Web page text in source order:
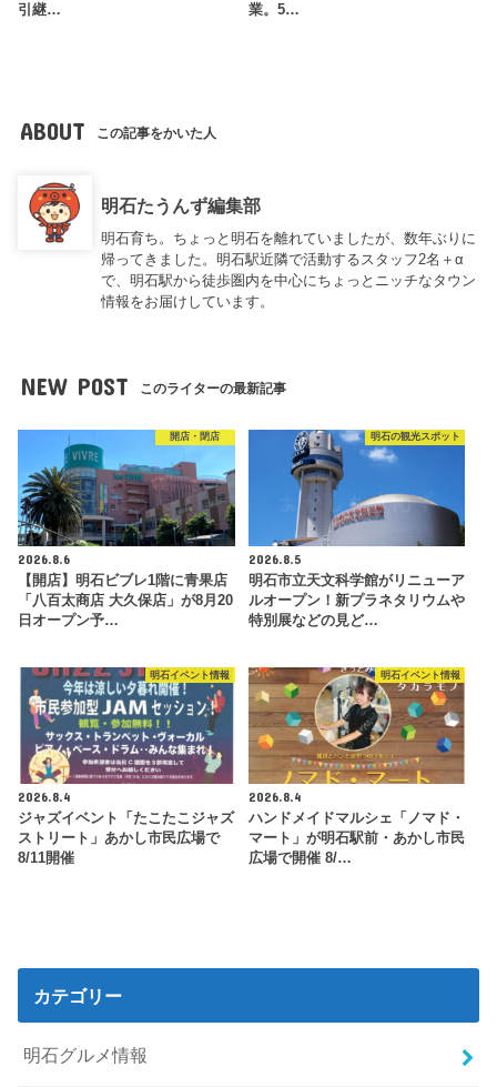
引継…
業。5…
ABOUT この記事をかいた人
明石たうんず編集部
明石育ち。ちょっと明石を離れていましたが、数年ぶりに
帰ってきました。明石駅近隣で活動するスタッフ2名＋α
で、明石駅から徒歩圏内を中心にちょっとニッチなタウン
情報をお届けしています。
NEW POST このライターの最新記事
開店・閉店
2026.8.6
【開店】明石ビブレ1階に青果店
「八百太商店 大久保店」が8月20
日オープン予…
明石の観光スポット
2026.8.5
明石市立天文科学館がリニューア
ルオープン！新プラネタリウムや
特別展などの見ど…
明石イベント情報
2026.8.4
ジャズイベント「たこたこジャズ
ストリート」あかし市民広場で
8/11開催
明石イベント情報
2026.8.4
ハンドメイドマルシェ「ノマド・
マート」が明石駅前・あかし市民
広場で開催 8/…
カテゴリー
明石グルメ情報